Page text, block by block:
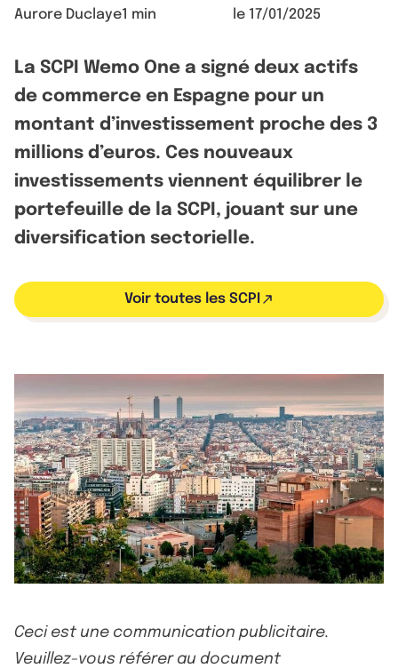
Aurore Duclaye1 min le 17/01/2025
La SCPI Wemo One a signé deux actifs
de commerce en Espagne pour un
montant d’investissement proche des 3
millions d’euros. Ces nouveaux
investissements viennent équilibrer le
portefeuille de la SCPI, jouant sur une
diversification sectorielle.
Voir toutes les SCPI
Ceci est une communication publicitaire.
Veuillez-vous référer au document